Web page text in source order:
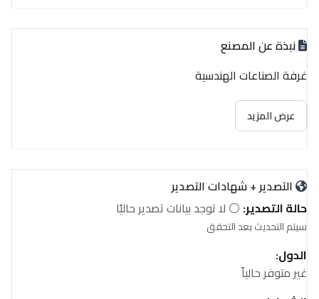
نبذة عن المصنع
غرفة الصناعات الهندسية
عرض المزيد
التصدير + شهادات التصدير
حالة التصدير: ⚪ لا توجد بيانات تصدير حاليًا
سيتم التحديث بعد التحقق
الدول:
غير متوفر حالياً